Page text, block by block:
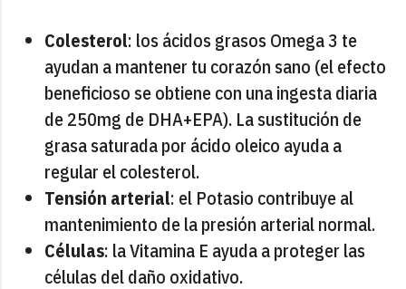
Colesterol: los ácidos grasos Omega 3 te
ayudan a mantener tu corazón sano (el efecto
beneficioso se obtiene con una ingesta diaria
de 250mg de DHA+EPA). La sustitución de
grasa saturada por ácido oleico ayuda a
regular el colesterol.
Tensión arterial: el Potasio contribuye al
mantenimiento de la presión arterial normal.
Células: la Vitamina E ayuda a proteger las
células del daño oxidativo.